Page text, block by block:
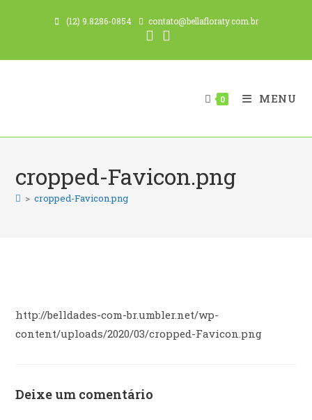
conteúdo
(12) 9.8286-0854 contato@bellafloraty.com.br
0 MENU
cropped-Favicon.png
> cropped-Favicon.png
http://belldades-com-br.umbler.net/wp-
content/uploads/2020/03/cropped-Favicon.png
Deixe um comentário